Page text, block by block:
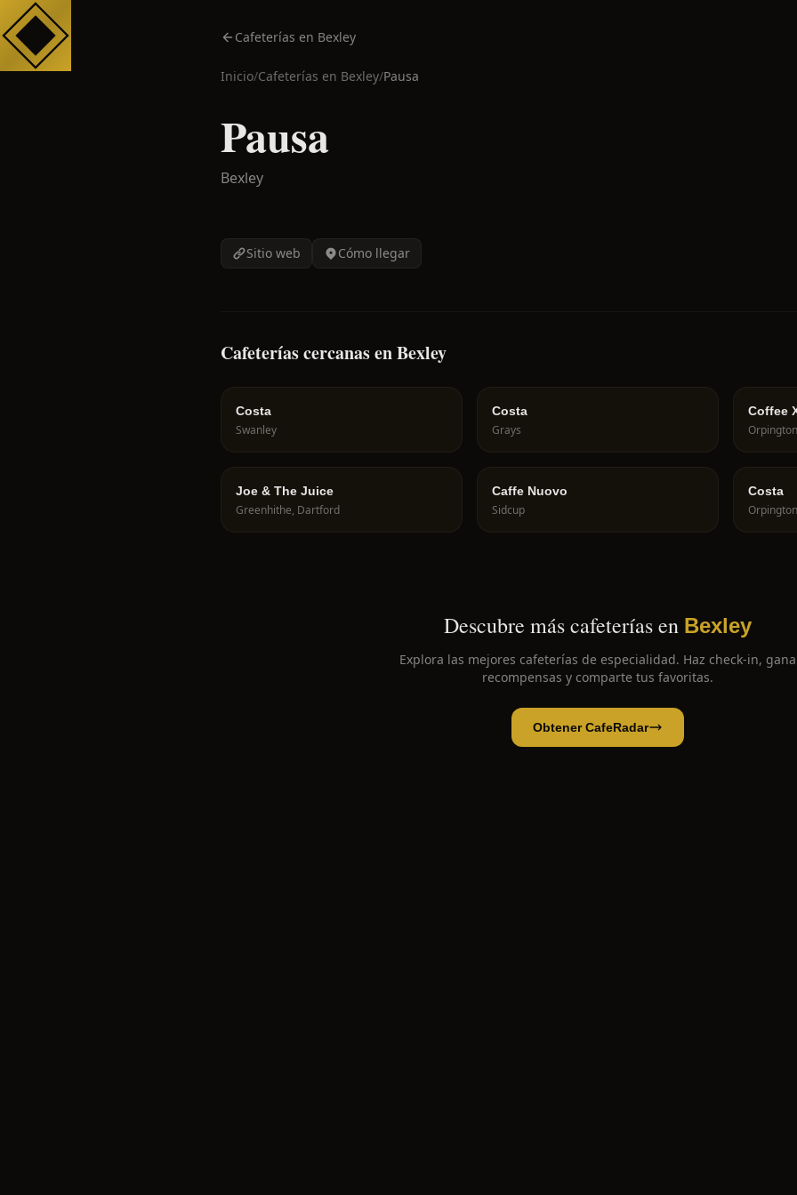
Cafeterías en Bexley
Inicio/Cafeterías en Bexley/Pausa
Pausa
Bexley
Sitio web Cómo llegar
Cafeterías cercanas en Bexley
Costa
Swanley
Costa
Grays
Coffee
Orpington
Joe & The Juice
Greenhithe, Dartford
Caffe Nuovo
Sidcup
Costa
Orpington
Descubre más cafeterías en Bexley
Explora las mejores cafeterías de especialidad. Haz check-in, gana
recompensas y comparte tus favoritas.
Obtener CafeRadar